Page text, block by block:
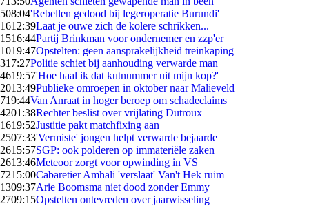
508:04'Rebellen gedood bij legeroperatie Burundi'
1612:39Laat je ouwe zich de kolere schrikken...
1516:44Partij Brinkman voor ondernemer en zzp'er
1019:47Opstelten: geen aansprakelijkheid treinkaping
317:27Politie schiet bij aanhouding verwarde man
4619:57'Hoe haal ik dat kutnummer uit mijn kop?'
2013:49Publieke omroepen in oktober naar Malieveld
719:44Van Anraat in hoger beroep om schadeclaims
4201:38Rechter beslist over vrijlating Dutroux
1619:52Justitie pakt matchfixing aan
2507:33'Vermiste' jongen helpt verwarde bejaarde
2615:57SGP: ook polderen op immateriële zaken
2613:46Meteoor zorgt voor opwinding in VS
7215:00Cabaretier Amhali 'verslaat' Van't Hek ruim
1309:37Arie Boomsma niet dood zonder Emmy
2709:15Opstelten ontevreden over jaarwisseling